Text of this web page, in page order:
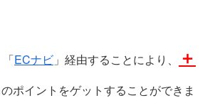
ECナビ 」経由することにより、
＋
ポイントをゲットすることができま